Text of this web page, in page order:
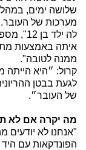
שלושה ימים,
מערכות של העובר.
לה ילד
איתה באמצעות
ממנה לטובה".
קרול: ״היא הייתה
לגעת בבטן
של העובר״.
מה יקרה אם לא
"אנחנו לא
הפונדקאות עם היד